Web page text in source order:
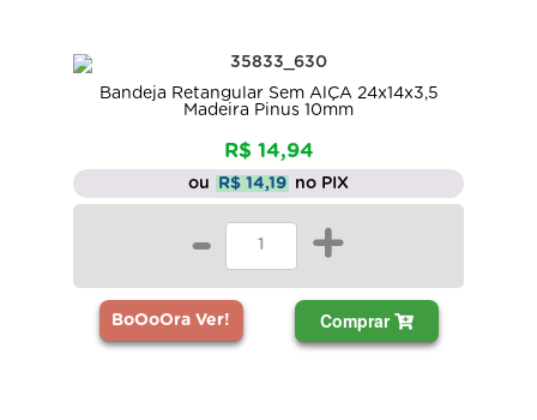
Bandeja Retangular Sem AlÇA 24x14x3,5
Madeira Pinus 10mm
R$ 14,94
ou R$ 14,19 no PIX
- +
BoOoOra Ver! Comprar